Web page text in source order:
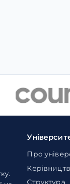
Про
Структура